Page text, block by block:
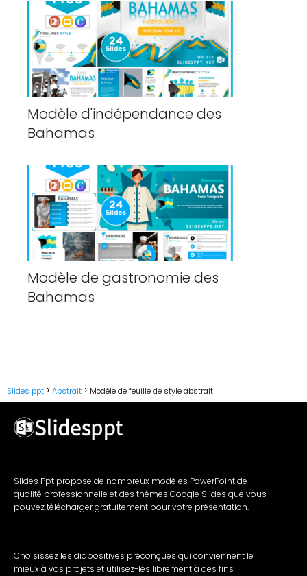
Modèle d'indépendance des
Bahamas
Modèle de gastronomie des
Bahamas
Slides ppt Abstrait Modèle de feuille de style abstrait
Slides Ppt propose de nombreux modèles PowerPoint de
qualité professionnelle et des thèmes Google Slides que vous
pouvez télécharger gratuitement pour votre présentation.
Choisissez les diapositives préconçues qui conviennent le
mieux à vos projets et utilisez-les librement à des fins